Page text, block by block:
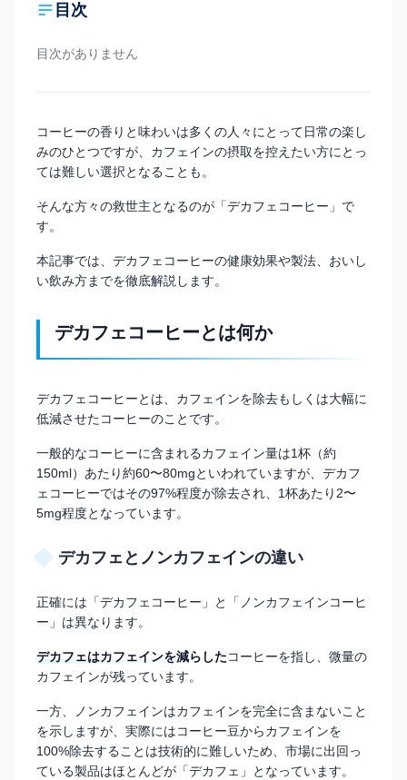
目次
目次がありません
コーヒーの香りと味わいは多くの人々にとって日常の楽し
みのひとつですが、カフェインの摂取を控えたい方にとっ
ては難しい選択となることも。
そんな方々の救世主となるのが「デカフェコーヒー」で
す。
本記事では、デカフェコーヒーの健康効果や製法、おいし
い飲み方までを徹底解説します。
デカフェコーヒーとは何か
デカフェコーヒーとは、カフェインを除去もしくは大幅に
低減させたコーヒーのことです。
一般的なコーヒーに含まれるカフェイン量は1杯（約
150ml）あたり約60〜80mgといわれていますが、デカフ
ェコーヒーではその97%程度が除去され、1杯あたり2〜
5mg程度となっています。
デカフェとノンカフェインの違い
正確には「デカフェコーヒー」と「ノンカフェインコーヒ
ー」は異なります。
デカフェはカフェインを減らしたコーヒーを指し、微量の
カフェインが残っています。
一方、ノンカフェインはカフェインを完全に含まないこと
を示しますが、実際にはコーヒー豆からカフェインを
100%除去することは技術的に難しいため、市場に出回っ
ている製品はほとんどが「デカフェ」となっています。